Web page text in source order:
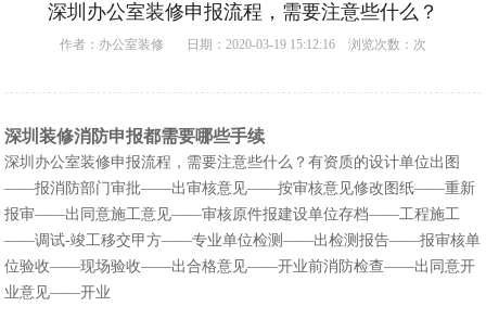
深圳办公室装修申报流程，需要注意些什么？
作者： 办公室装修 日期：2020-03-19 15:12:16 浏览次数： 次
深圳装修消防申报都需要哪些手续
深圳办公室装修申报流程，需要注意些什么？有资质的设计单位出图
——报消防部门审批——出审核意见——按审核意见修改图纸——重新
报审——出同意施工意见——审核原件报建设单位存档——工程施工
——调试-竣工移交甲方——专业单位检测——出检测报告——报审核单
位验收——现场验收——出合格意见——开业前消防检查——出同意开
业意见——开业